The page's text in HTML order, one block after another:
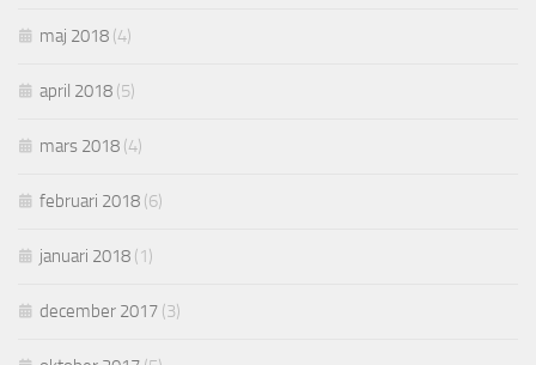
maj 2018 (4)
april 2018 (5)
mars 2018 (4)
februari 2018 (6)
januari 2018 (1)
december 2017 (3)